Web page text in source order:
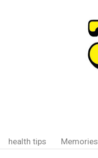
health tips Memories